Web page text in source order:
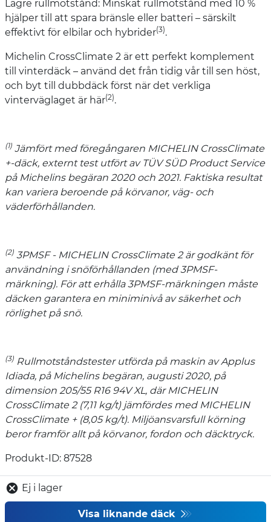
Lägre rullmotstånd: Minskat rullmotstånd med 10 %
hjälper till att spara bränsle eller batteri – särskilt
effektivt för elbilar och hybrider(3).
Michelin CrossClimate 2 är ett perfekt komplement
till vinterdäck – använd det från tidig vår till sen höst,
och byt till dubbdäck först när det verkliga
vinterväglaget är här(2).
(1) Jämfört med föregångaren MICHELIN CrossClimate
+-däck, externt test utfört av TÜV SÜD Product Service
på Michelins begäran 2020 och 2021. Faktiska resultat
kan variera beroende på körvanor, väg- och
väderförhållanden.
(2) 3PMSF - MICHELIN CrossClimate 2 är godkänt för
användning i snöförhållanden (med 3PMSF-
märkning). För att erhålla 3PMSF-märkningen måste
däcken garantera en miniminivå av säkerhet och
rörlighet på snö.
(3) Rullmotståndstester utförda på maskin av Applus
Idiada, på Michelins begäran, augusti 2020, på
dimension 205/55 R16 94V XL, där MICHELIN
CrossClimate 2 (7,11 kg/t) jämfördes med MICHELIN
CrossClimate + (8,05 kg/t). Miljöansvarsfull körning
beror framför allt på körvanor, fordon och däcktryck.
Produkt-ID: 87528
Ej i lager
Visa liknande däck